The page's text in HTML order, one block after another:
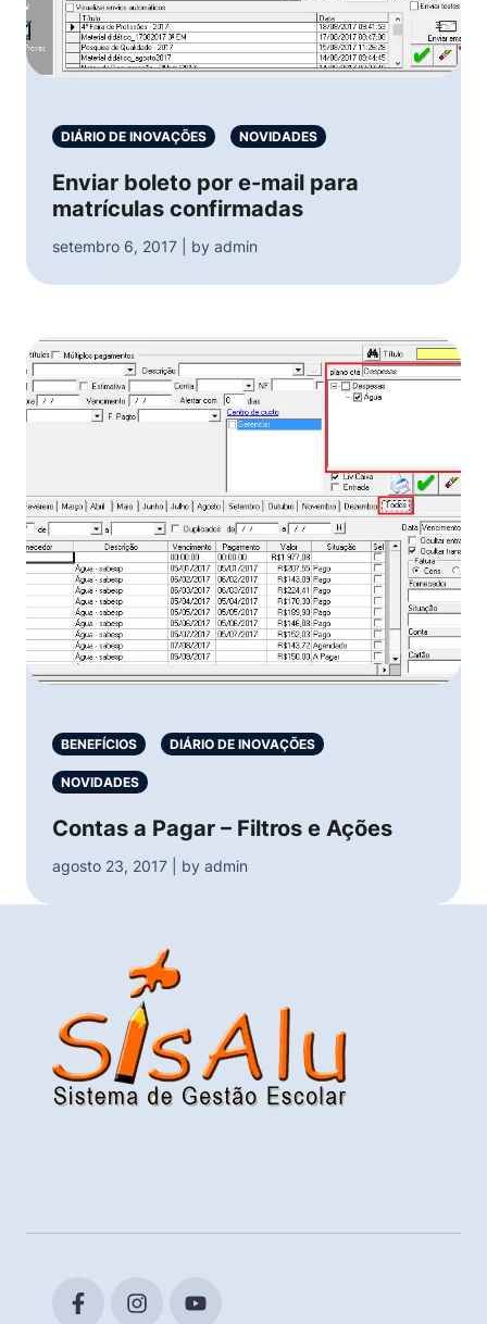
DIÁRIO DE INOVAÇÕES NOVIDADES
Enviar boleto por e-mail para
matrículas confirmadas
setembro 6, 2017 | by admin
BENEFÍCIOS DIÁRIO DE INOVAÇÕES
NOVIDADES
Contas a Pagar – Filtros e Ações
agosto 23, 2017 | by admin